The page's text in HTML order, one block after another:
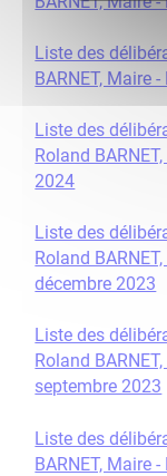
Liste des
BARNET, Maire
Liste des
Roland
2024
Liste des
Roland
décembre 2023
Liste des
Roland
septembre 2023
Liste des
BARNET, Maire